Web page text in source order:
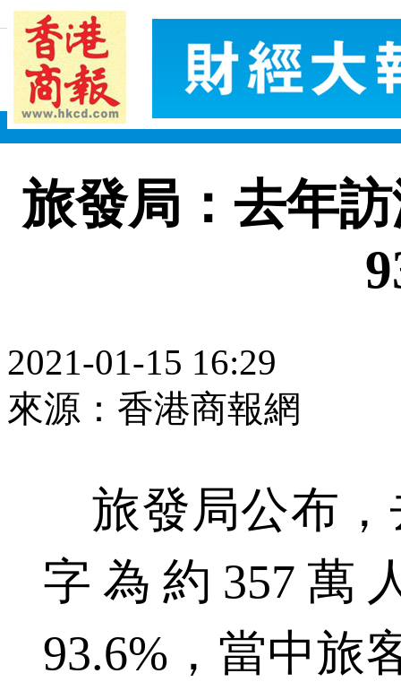
旅發局：去年
2021-01-15 16:29
來源：香港商報網
旅發局公布，
字為約357萬
93.6%，當中旅